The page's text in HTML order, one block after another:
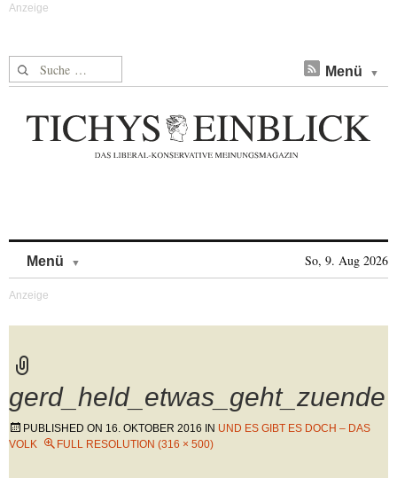
Suche nach: Menü
Menü So, 9. Aug 2026
gerd_held_etwas_geht_zuende
PUBLISHED ON 16. OKTOBER 2016 IN UND ES GIBT ES DOCH – DAS
VOLK
FULL RESOLUTION (316 × 500)